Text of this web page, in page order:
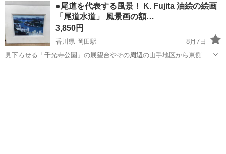
●尾道を代表する風景！ K. Fujita 油絵の絵画
「尾道水道」 風景画の額…
3,850円
香川県 岡田駅
8月7日
見下ろせる「千光寺公園」の展望台やその周辺の山手地区から東側